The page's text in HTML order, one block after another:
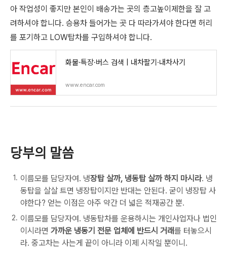
아 작업성이 좋지만 본인이 배송가는 곳의 층고높이제한을 잘 고
려하셔야 합니다. 승용차 들어가는 곳 다 따라가셔야 한다면 허리
를 포기하고 LOW탑차를 구입하셔야 합니다.
화물·특장·버스 검색 | 내차팔기·내차사기
www.encar.com
당부의 말씀
이름모를 담당자여. 냉장탑 살까, 냉동탑 살까 하지 마시라. 냉
동탑을 살살 트면 냉장탑이지만 반대는 안된다. 굳이 냉장탑 사
야한다? 얻는 이점은 아주 약간 더 넓은 적재공간 뿐.
이름모를 담당자여. 냉동탑차를 운용하시는 개인사업자나 법인
이시라면 가까운 냉동기 전문 업체에 반드시 거래를 터놓으시
라. 중고차는 사는게 끝이 아니라 이제 시작일 뿐이니.